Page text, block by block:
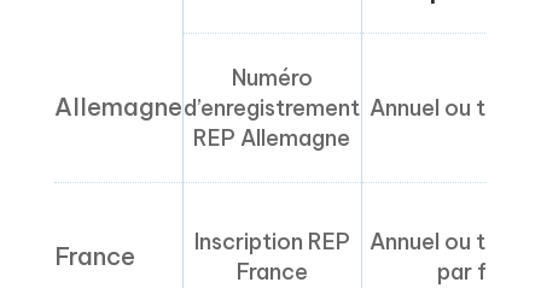
Allemagne
Numéro
d’enregistrement
REP Allemagne
Annuel ou
France
Inscription REP
France
Annuel ou
par flux